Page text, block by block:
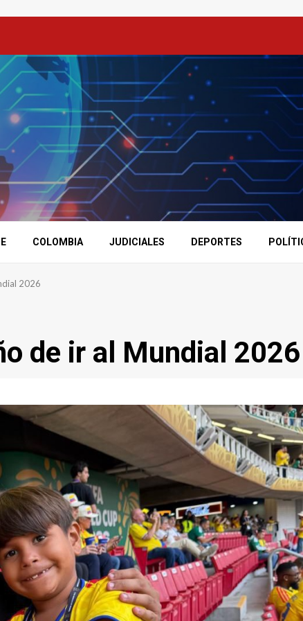
COLOMBIA JUDICIALES DEPORTES
2026
de ir al Mundial 2026